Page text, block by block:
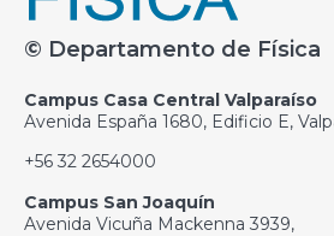
© Departamento de Física
Campus Casa Central Valparaíso
Avenida España 1680, Edificio E,
+56 32 2654000
Campus San Joaquín
Avenida Vicuña Mackenna 3939,